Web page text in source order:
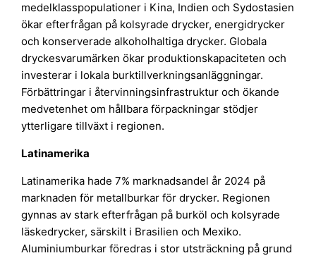
medelklasspopulationer i Kina, Indien och Sydostasien
ökar efterfrågan på kolsyrade drycker, energidrycker
och konserverade alkoholhaltiga drycker. Globala
dryckesvarumärken ökar produktionskapaciteten och
investerar i lokala burktillverkningsanläggningar.
Förbättringar i återvinningsinfrastruktur och ökande
medvetenhet om hållbara förpackningar stödjer
ytterligare tillväxt i regionen.
Latinamerika
Latinamerika hade 7% marknadsandel år 2024 på
marknaden för metallburkar för drycker. Regionen
gynnas av stark efterfrågan på burköl och kolsyrade
läskedrycker, särskilt i Brasilien och Mexiko.
Aluminiumburkar föredras i stor utsträckning på grund